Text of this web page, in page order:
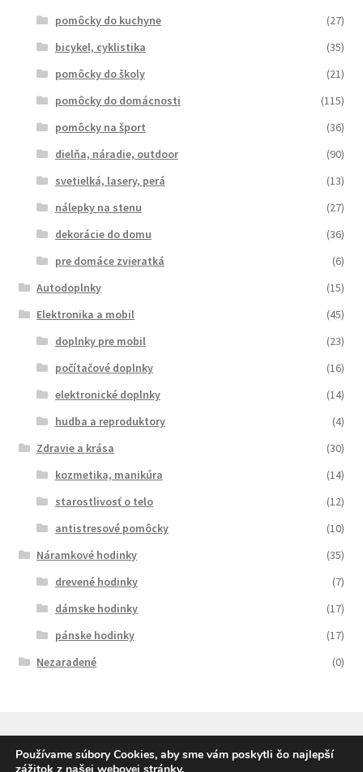
pomôcky do kuchyne
(27)
bicykel, cyklistika
(35)
pomôcky do školy
(21)
pomôcky do domácnosti
(115)
pomôcky na šport
(36)
dielňa, náradie, outdoor
(90)
svetielká, lasery, perá
(13)
nálepky na stenu
(27)
dekorácie do domu
(36)
pre domáce zvieratká
(6)
Autodoplnky
(15)
Elektronika a mobil
(45)
doplnky pre mobil
(23)
počítačové doplnky
(16)
elektronické doplnky
(14)
hudba a reproduktory
(4)
Zdravie a krása
(30)
kozmetika, manikúra
(14)
starostlivosť o telo
(12)
antistresové pomôcky
(10)
Náramkové hodinky
(35)
drevené hodinky
(7)
dámske hodinky
(17)
pánske hodinky
(17)
Nezaradené
(0)
Používame súbory Cookies, aby sme vám poskytli čo najlepší